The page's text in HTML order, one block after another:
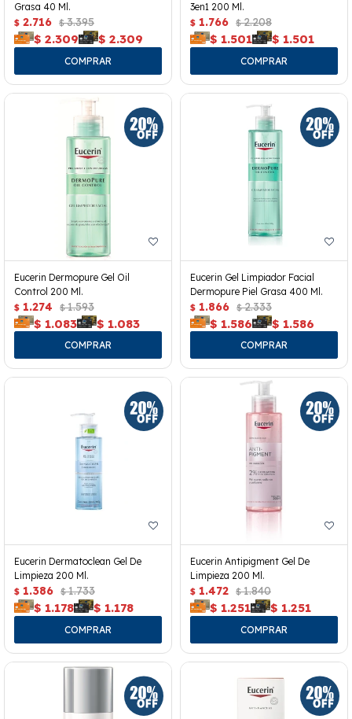
Grasa 40 Ml.
$ 2.716 $ 3.395
$ 2.309 $ 2.309
3en1 200 Ml.
$ 1.766 $ 2.208
$ 1.501 $ 1.501
Eucerin Dermopure Gel Oil
Control 200 Ml.
$ 1.274 $ 1.593
$ 1.083 $ 1.083
Eucerin Gel Limpiador Facial
Dermopure Piel Grasa 400 Ml.
$ 1.866 $ 2.333
$ 1.586 $ 1.586
Eucerin Dermatoclean Gel De
Limpieza 200 Ml.
$ 1.386 $ 1.733
$ 1.178 $ 1.178
Eucerin Antipigment Gel De
Limpieza 200 Ml.
$ 1.472 $ 1.840
$ 1.251 $ 1.251